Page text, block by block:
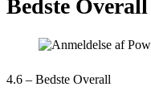
Bedste Overall
4.6 – Bedste Overall